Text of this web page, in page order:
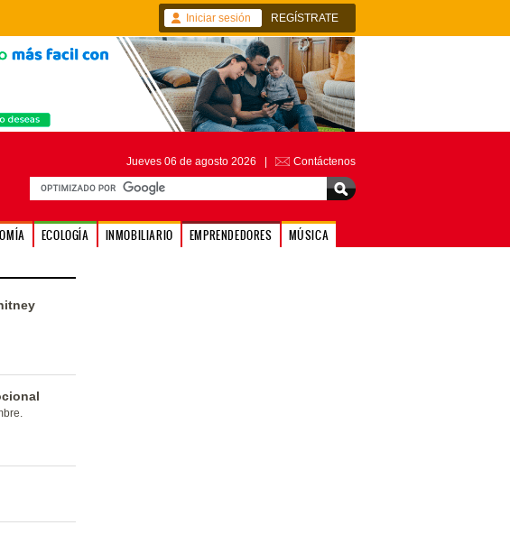
Iniciar sesión REGÍSTRATE
Jueves 06 de agosto 2026 | Contáctenos
ECOLOGÍA INMOBILIARIO EMPRENDEDORES MÚSICA